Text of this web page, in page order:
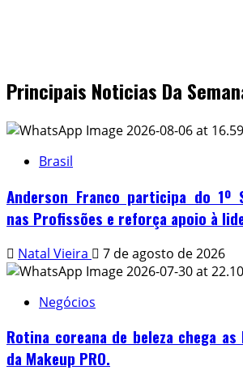
Principais Noticias Da
Brasil
Anderson Franco participa do 1º
nas Profissões e reforça apoio à
Natal Vieira 7 de agosto de 2026
Negócios
Rotina coreana de beleza chega
da Makeup PRO.